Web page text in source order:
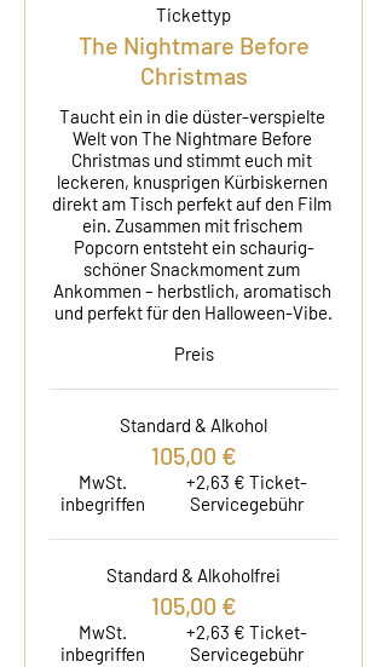
Tickettyp
The Nightmare Before
Christmas
Taucht ein in die düster-verspielte
Welt von The Nightmare Before
Christmas und stimmt euch mit
leckeren, knusprigen Kürbiskernen
direkt am Tisch perfekt auf den Film
ein. Zusammen mit frischem
Popcorn entsteht ein schaurig-
schöner Snackmoment zum
Ankommen – herbstlich, aromatisch
und perfekt für den Halloween-Vibe.
Preis
Standard & Alkohol
105,00 €
MwSt.
inbegriffen
+2,63 € Ticket-
Servicegebühr
Standard & Alkoholfrei
105,00 €
MwSt.
inbegriffen
+2,63 € Ticket-
Servicegebühr